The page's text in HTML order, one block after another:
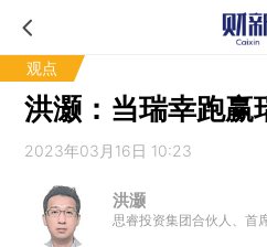
观点
洪灏：当瑞幸跑赢
2023年03月16日 10:23
洪灏
思睿投资集团合伙人、首